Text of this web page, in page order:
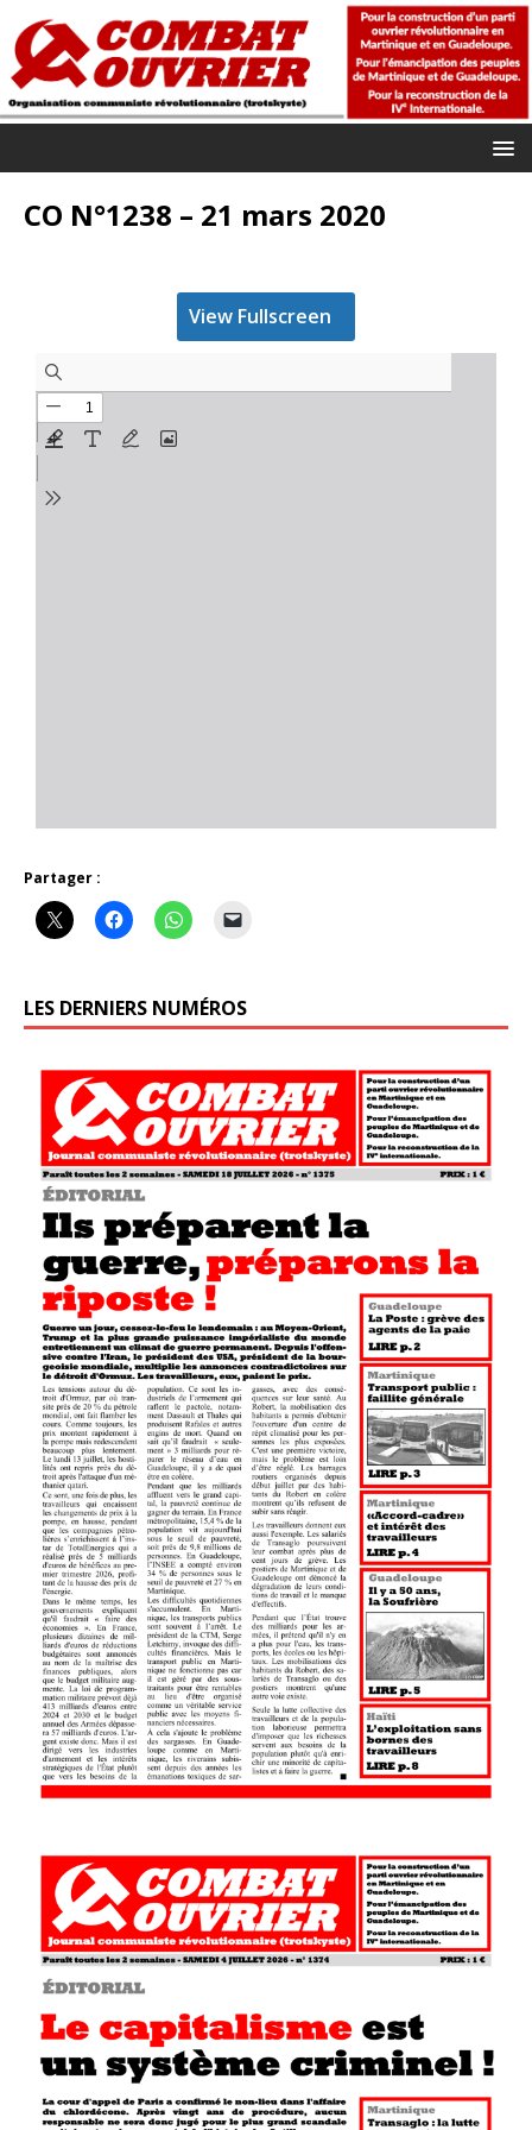
CO N°1238 – 21 mars 2020
View Fullscreen
Partager :
LES DERNIERS NUMÉROS